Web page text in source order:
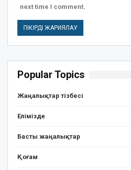
next time I comment.
Popular Topics
Жаңалықтар тізбесі
Елімізде
Басты жаңалықтар
Қоғам